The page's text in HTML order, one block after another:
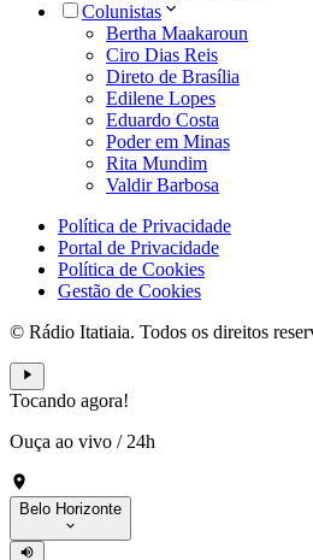
Colunistas
Bertha Maakaroun
Ciro Dias Reis
Direto de Brasília
Edilene Lopes
Eduardo Costa
Poder em Minas
Rita Mundim
Valdir Barbosa
Política de Privacidade
Portal de Privacidade
Política de Cookies
Gestão de Cookies
© Rádio Itatiaia. Todos os direitos
Tocando agora!
Ouça ao vivo / 24h
Belo Horizonte